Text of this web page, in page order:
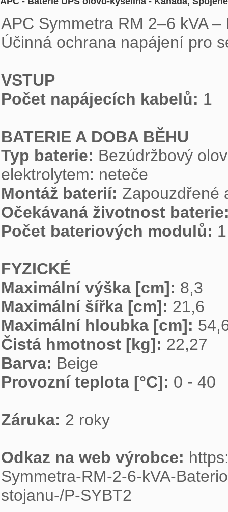
APC Symmetra RM 2–6 kVA
Účinná ochrana napájení pro
VSTUP
Počet napájecích kabelů: 1
BATERIE A DOBA BĚHU
Typ baterie: Bezúdržbový
Montáž baterií:
Očekávaná životnost
Počet bateriových modulů: 1
FYZICKÉ
Maximální výška [cm]:
Maximální šířka [cm]:
Maximální hloubka [cm]:
Čistá hmotnost [kg]:
Barva:
Provozní teplota [°C]: 0 - 40
Záruka: 2 roky
Odkaz na web výrobce:
Symmetra-RM-2-6-kVA-
stojanu-/P-SYBT2